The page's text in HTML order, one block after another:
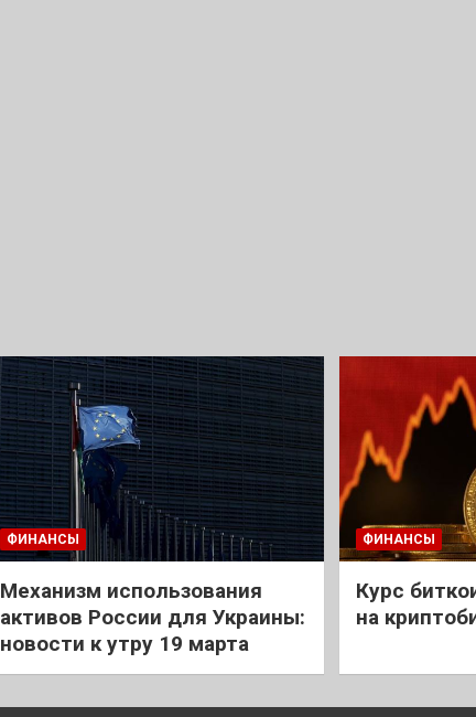
ФИНАНСЫ
Механизм использования
активов России для Украины:
новости к утру 19 марта
ФИНАНСЫ
Курс
на